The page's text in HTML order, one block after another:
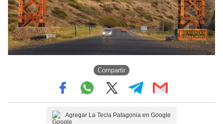
Compartir
Agregar La Tecla Patagonia en Google